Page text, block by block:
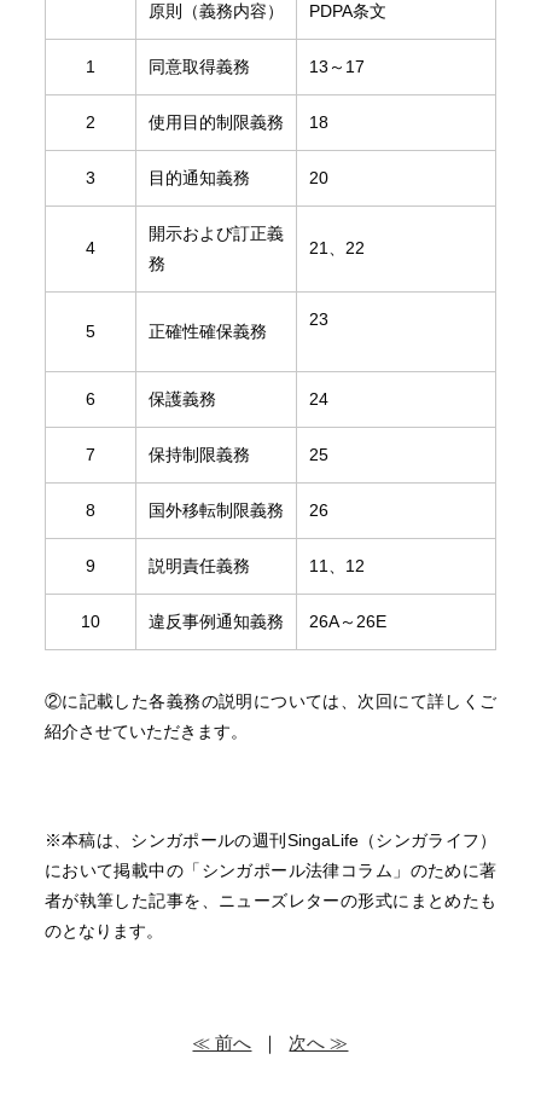
原則（義務内容） PDPA条文
1 同意取得義務 13～17
2 使用目的制限義務 18
3 目的通知義務 20
4
開示および訂正義
務
21、22
5 正確性確保義務
23
6 保護義務 24
7 保持制限義務 25
8 国外移転制限義務 26
9 説明責任義務 11、12
10 違反事例通知義務 26A～26E
②に記載した各義務の説明については、次回にて詳しくご
紹介させていただきます。
※本稿は、シンガポールの週刊SingaLife（シンガライフ）
において掲載中の「シンガポール法律コラム」のために著
者が執筆した記事を、ニューズレターの形式にまとめたも
のとなります。
≪ 前へ ｜ 次へ ≫